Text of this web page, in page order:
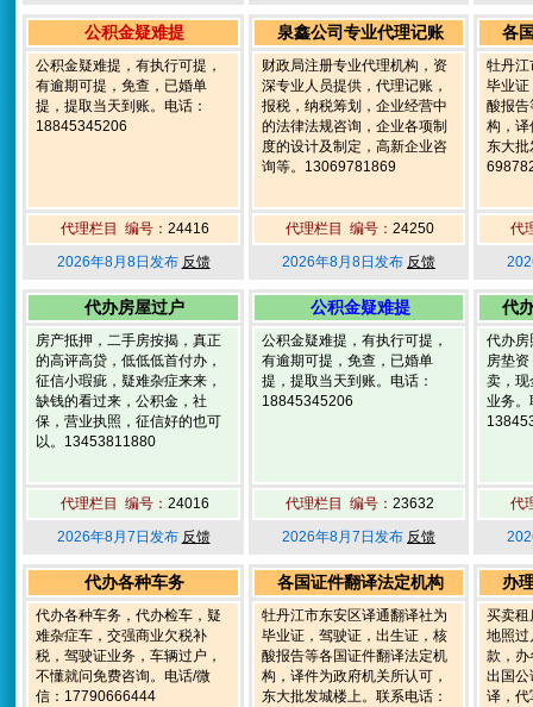
公积金疑难提
公积金疑难提，有执行可提，
有逾期可提，免查，已婚单
提，提取当天到账。电话：
18845345206
代理栏目 编号： 24416
2026年8月8日发布 反馈
泉鑫公司专业代理记账
财政局注册专业代理机构，资
深专业人员提供，代理记账，
报税，纳税筹划，企业经营中
的法律法规咨询，企业各项制
度的设计及制定，高新企业咨
询等。13069781869
代理栏目 编号： 24250
2026年8月8日发布 反馈
各
牡丹江
毕业证
酸报告
构，译
东大批
代
代办房屋过户
房产抵押，二手房按揭，真正
的高评高贷，低低低首付办，
征信小瑕疵，疑难杂症来来，
缺钱的看过来，公积金，社
保，营业执照，征信好的也可
以。13453811880
代理栏目 编号： 24016
2026年8月7日发布 反馈
公积金疑难提
公积金疑难提，有执行可提，
有逾期可提，免查，已婚单
提，提取当天到账。电话：
18845345206
代理栏目 编号： 23632
2026年8月7日发布 反馈
代
代办房
房垫
卖，现
业务。
代
代办各种车务
代办各种车务，代办检车，疑
难杂症车，交强商业欠税补
税，驾驶证业务，车辆过户，
不懂就问免费咨询。电话/微
信：17790666444
各国证件翻译法定机构
牡丹江市东安区译通翻译社为
毕业证，驾驶证，出生证，核
酸报告等各国证件翻译法定机
构，译件为政府机关所认可，
东大批发城楼上。联系电话：
办
买卖租
地照过
款，办
出国公
译，代